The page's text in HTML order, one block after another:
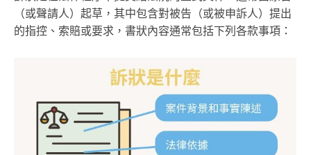
（或聲請人）起草，其中包含對被告（或被申訴人）提出
的指控、索賠或要求，書狀內容通常包括下列各款事項：